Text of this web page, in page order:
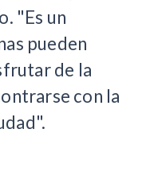
"Es un
pueden
de la
con la